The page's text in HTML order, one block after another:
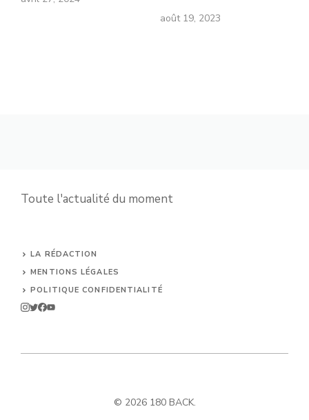
août 19, 2023
Toute l'actualité du moment
LA RÉDACTION
MENTIONS LÉGALES
POLITIQUE CONFIDENTIALITÉ
© 2026 180 BACK.